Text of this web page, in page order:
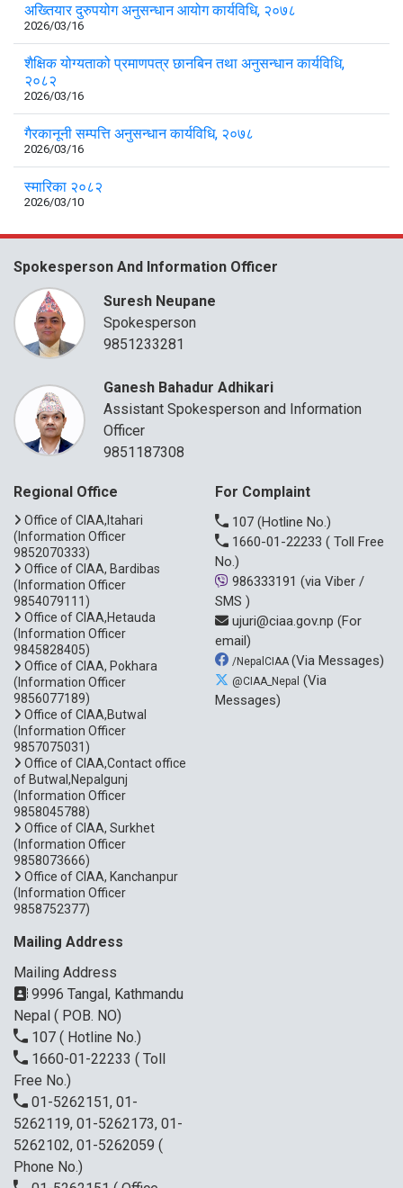
अख्तियार दुरुपयोग अनुसन्धान आयोग कार्यविधि, २०७८
2026/03/16
शैक्षिक योग्यताको प्रमाणपत्र छानबिन तथा अनुसन्धान कार्यविधि,
२०८२
2026/03/16
गैरकानूनी सम्पत्ति अनुसन्धान कार्यविधि, २०७८
2026/03/16
स्मारिका २०८२
2026/03/10
Spokesperson And Information Officer
Suresh Neupane
Spokesperson
9851233281
Ganesh Bahadur Adhikari
Assistant Spokesperson and Information
Officer
9851187308
Regional Office
Office of CIAA,Itahari
(Information Officer
9852070333)
Office of CIAA, Bardibas
(Information Officer
9854079111)
Office of CIAA,Hetauda
(Information Officer
9845828405)
Office of CIAA, Pokhara
(Information Officer
9856077189)
Office of CIAA,Butwal
(Information Officer
9857075031)
Office of CIAA,Contact office
of Butwal,Nepalgunj
(Information Officer
9858045788)
Office of CIAA, Surkhet
(Information Officer
9858073666)
Office of CIAA, Kanchanpur
(Information Officer
9858752377)
For Complaint
107 (Hotline No.)
1660-01-22233 ( Toll Free
No.)
986333191 (via Viber /
SMS )
ujuri@ciaa.gov.np (For
email)
/NepalCIAA (Via Messages)
@CIAA_Nepal (Via
Messages)
Mailing Address
Mailing Address
9996 Tangal, Kathmandu
Nepal ( POB. NO)
107 ( Hotline No.)
1660-01-22233 ( Toll
Free No.)
01-5262151, 01-
5262119, 01-5262173, 01-
5262102, 01-5262059 (
Phone No.)